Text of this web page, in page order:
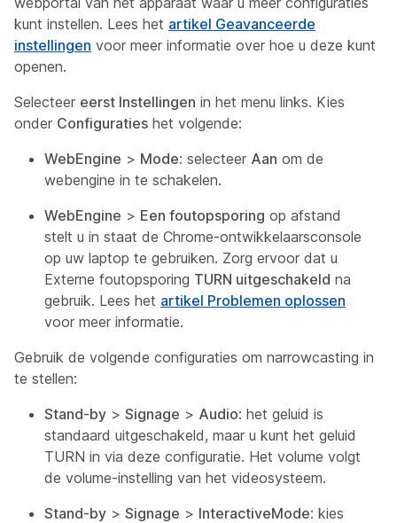
kunt instellen. Lees het artikel Geavanceerde
instellingen voor meer informatie over hoe u deze kunt
openen.
Selecteer eerst Instellingen in het menu links. Kies
onder Configuraties het volgende:
WebEngine > Mode: selecteer Aan om de
webengine in te schakelen.
WebEngine > Een foutopsporing op afstand
stelt u in staat de Chrome-ontwikkelaarsconsole
op uw laptop te gebruiken. Zorg ervoor dat u
Externe foutopsporing TURN uitgeschakeld na
gebruik. Lees het artikel Problemen oplossen
voor meer informatie.
Gebruik de volgende configuraties om narrowcasting in
te stellen:
Stand-by > Signage > Audio: het geluid is
standaard uitgeschakeld, maar u kunt het geluid
TURN in via deze configuratie. Het volume volgt
de volume-instelling van het videosysteem.
Stand-by > Signage > InteractiveMode: kies